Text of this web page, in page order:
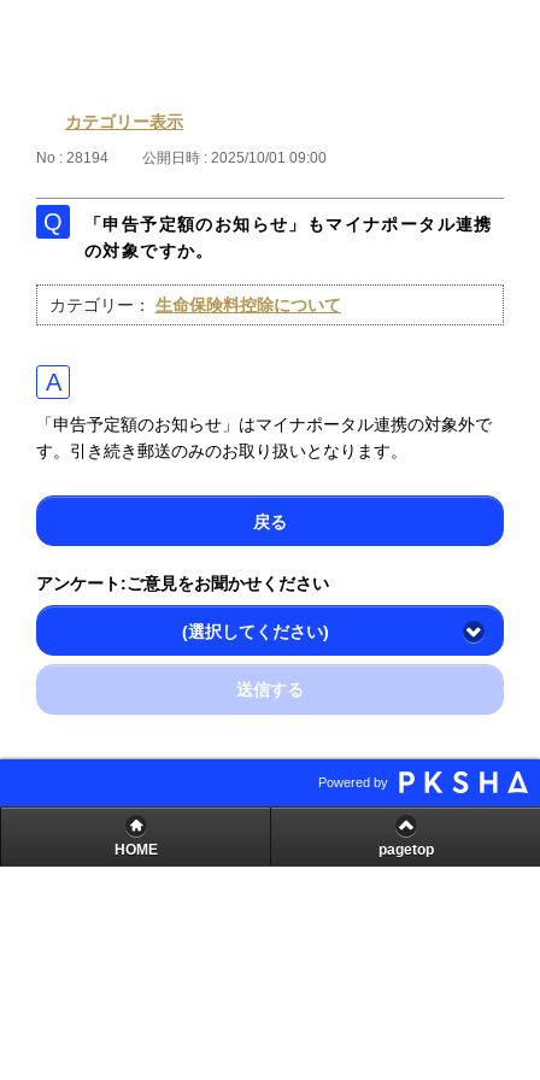
カテゴリー表示
No : 28194 公開日時 : 2025/10/01 09:00
「申告予定額のお知らせ」もマイナポータル連携
の対象ですか。
カテゴリー： 生命保険料控除について
「申告予定額のお知らせ」はマイナポータル連携の対象外で
す。引き続き郵送のみのお取り扱いとなります。
戻る
アンケート:ご意見をお聞かせください
(選択してください)
送信する
Powered by
HOME pagetop